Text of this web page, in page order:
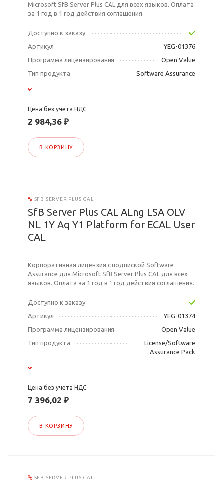
Microsoft SfB Server Plus CAL для всех языков. Оплата
за 1 год в 1 год действия соглашения.
Доступно к заказу
Артикул
YEG-01376
Программа лицензирования
Open Value
Тип продукта
Software Assurance
Цена без учета НДС
2 984,36 ₽
В КОРЗИНУ
SFB SERVER PLUS CAL
SfB Server Plus CAL ALng LSA OLV
NL 1Y Aq Y1 Platform for ECAL User
CAL
Корпоративная лицензия с подпиской Software
Assurance для Microsoft SfB Server Plus CAL для всех
языков. Оплата за 1 год в 1 год действия соглашения.
Доступно к заказу
Артикул
YEG-01374
Программа лицензирования
Open Value
Тип продукта
License/Software
Assurance Pack
Цена без учета НДС
7 396,02 ₽
В КОРЗИНУ
SFB SERVER PLUS CAL